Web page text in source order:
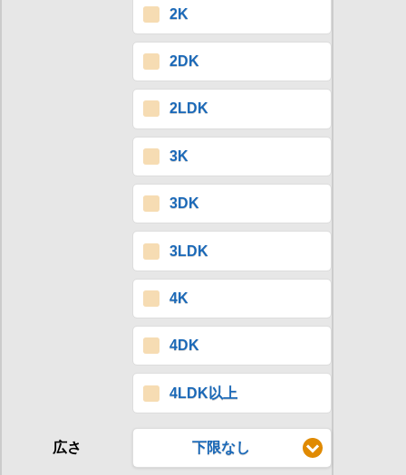
2K
2DK
2LDK
3K
3DK
3LDK
4K
4DK
4LDK以上
広さ 下限なし